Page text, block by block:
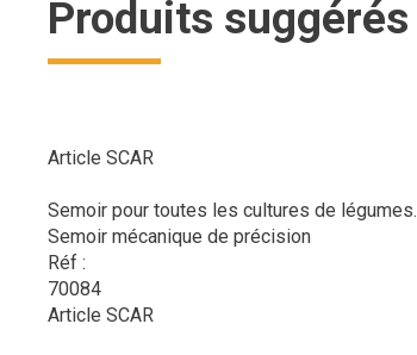
Produits suggérés
Article SCAR
Semoir pour toutes les cultures de légumes.
Semoir mécanique de précision
Réf :
70084
Article SCAR